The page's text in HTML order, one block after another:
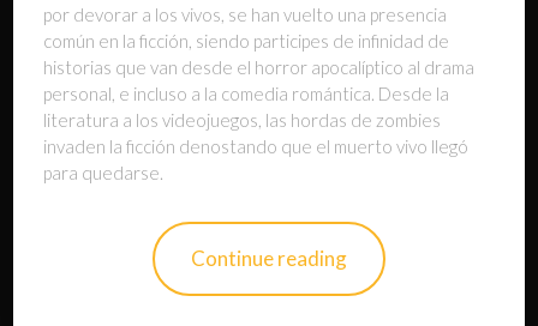
por devorar a los vivos, se han vuelto una presencia
común en la ficción, siendo participes de infinidad de
historias que van desde el horror apocalíptico al drama
personal, e incluso a la comedia romántica. Desde la
literatura a los videojuegos, las hordas de zombies
invaden la ficción denostando que el muerto vivo llegó
para quedarse.
Continue reading